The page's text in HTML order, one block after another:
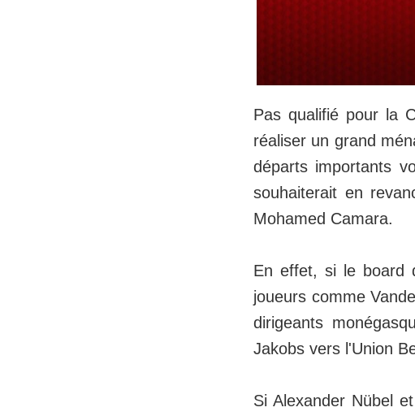
Pas qualifié pour la
réaliser un grand
départs importants
souhaiterait en
Mohamed Camara.
En effet, si le board
joueurs comme
dirigeants
Jakobs vers l'Union
Si Alexander Nübel